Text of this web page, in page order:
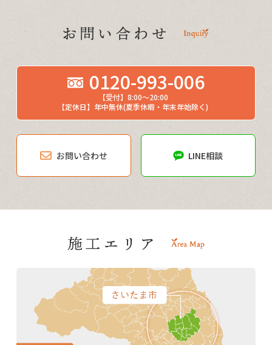
0120-993-006
【受付】8:00～20:00
【定休日】年中無休(夏季休暇・年末年始除く)
お問い合わせ LINE相談